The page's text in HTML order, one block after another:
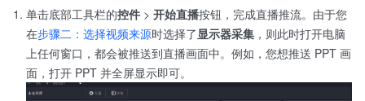
单击底部工具栏的控件 > 开始直播按钮，完成直播推流。由于您
在步骤二：选择视频来源时选择了显示器采集 ，则此时打开电脑
上任何窗口，都会被推送到直播画面中。例如，您想推送 PPT 画
面，打开 PPT 并全屏显示即可。